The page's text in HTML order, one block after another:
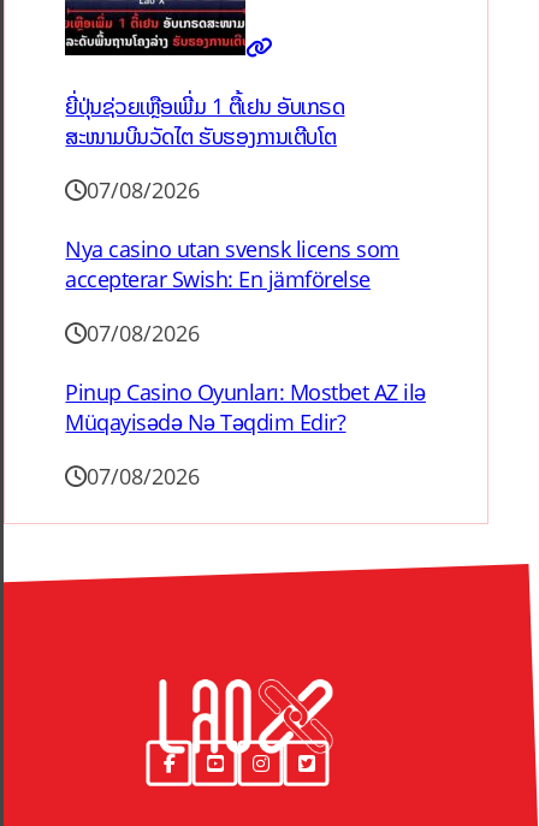
ຍີ່ປຸ່ນຊ່ວຍເຫຼືອເພີ່ມ 1 ຕື້ເຢນ ອັບເກຣດ
ສະໜາມບິນວັດໄຕ ຮັບຮອງການເຕີບໂຕ
07/08/2026
Nya casino utan svensk licens som
accepterar Swish: En jämförelse
07/08/2026
Pinup Casino Oyunları: Mostbet AZ ilə
Müqayisədə Nə Təqdim Edir?
07/08/2026